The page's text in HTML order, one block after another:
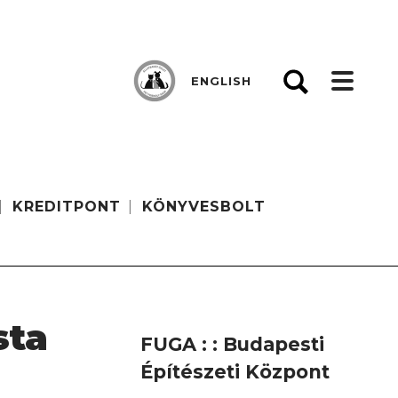
KREDITPONT KÖNYVESBOLT
ENGLISH
FUGA : : Budapesti
Építészeti Központ